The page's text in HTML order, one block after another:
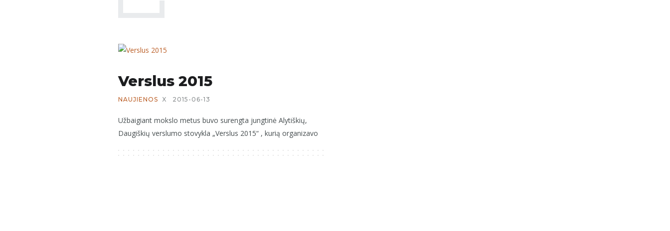
Verslus 2015
NAUJIENOS X 2015-06-13
Užbaigiant mokslo metus buvo surengta jungtinė Alytiškių,
Daugiškių verslumo stovykla „Verslus 2015“ , kurią organizavo